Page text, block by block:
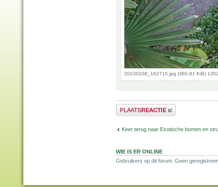
20230208_162715.jpg (360.81 KiB)
Plaats een reactie
Keer terug naar Exotische bomen en
WIE IS ER ONLINE
Gebruikers op dit forum: Geen